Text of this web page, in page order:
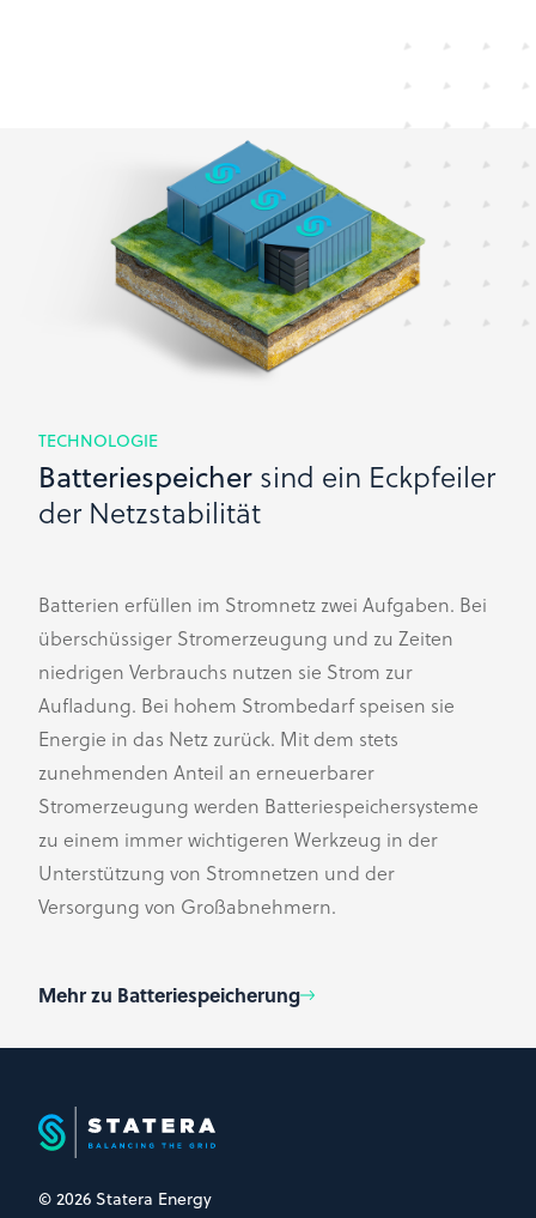
TECHNOLOGIE
Batteriespeicher sind ein Eckpfeiler
der Netzstabilität
Batterien erfüllen im Stromnetz zwei Aufgaben. Bei
überschüssiger Stromerzeugung und zu Zeiten
niedrigen Verbrauchs nutzen sie Strom zur
Aufladung. Bei hohem Strombedarf speisen sie
Energie in das Netz zurück. Mit dem stets
zunehmenden Anteil an erneuerbarer
Stromerzeugung werden Batteriespeichersysteme
zu einem immer wichtigeren Werkzeug in der
Unterstützung von Stromnetzen und der
Versorgung von Großabnehmern.
Mehr zu Batteriespeicherung
© 2026 Statera Energy